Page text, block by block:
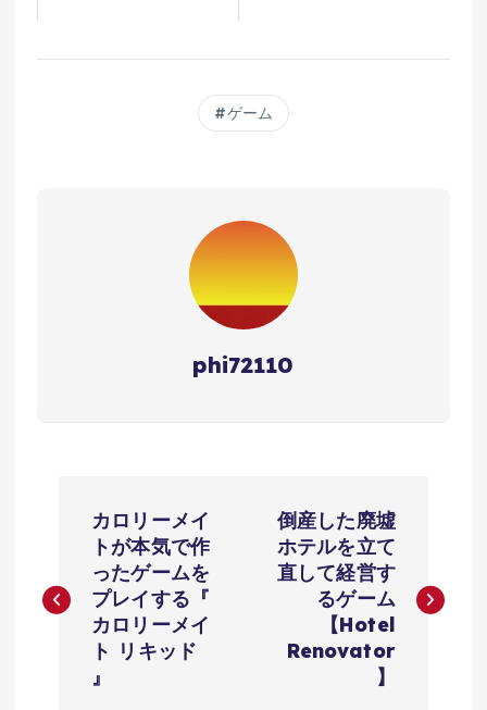
ゲーム
phi72110
ナ
カロリーメイ
トが本気で作
ったゲームを
プレイする『
カロリーメイ
ト リキッド
』
倒産した廃墟
ホテルを立て
直して経営す
るゲーム
【Hotel
Renovator
】